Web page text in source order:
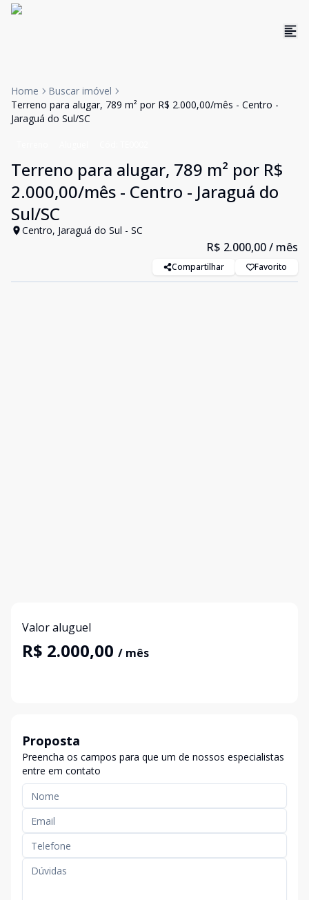
Home
Buscar imóvel
Terreno para alugar, 789 m² por R$ 2.000,00/mês - Centro -
Jaraguá do Sul/SC
Terreno para alugar, 789 m² por R$
2.000,00/mês - Centro - Jaraguá do
Sul/SC
Centro, Jaraguá do Sul - SC
R$ 2.000,00/ mês
Compartilhar Favorito
Valor aluguel
R$ 2.000,00 / mês
Proposta
Preencha os campos para que um de nossos especialistas
entre em contato